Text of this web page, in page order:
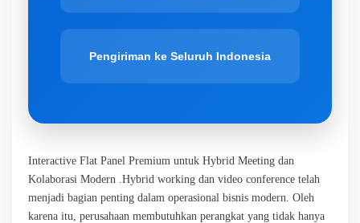
Pengiriman ke Seluruh Indonesia
Interactive Flat Panel Premium untuk Hybrid Meeting dan
Kolaborasi Modern .Hybrid working dan video conference telah
menjadi bagian penting dalam operasional bisnis modern. Oleh
karena itu, perusahaan membutuhkan perangkat yang tidak hanya